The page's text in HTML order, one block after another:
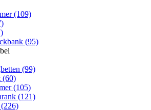
(109)
(95)
(99)
(60)
(105)
(121)
(226)